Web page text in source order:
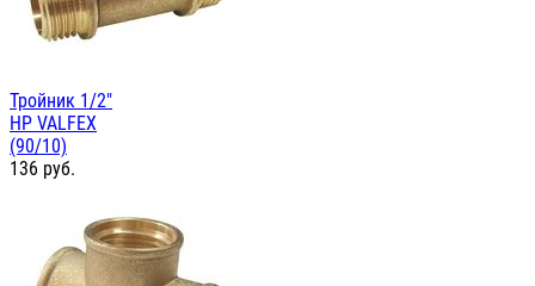
Тройник 1/2"
НР VALFEX
(90/10)
136 руб.